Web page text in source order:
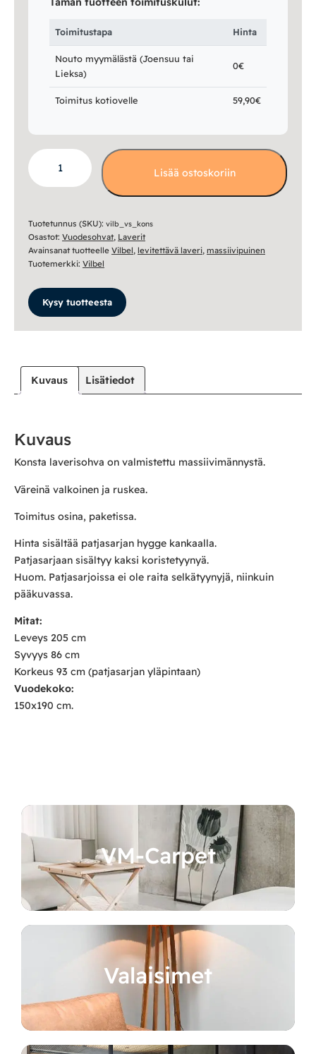
Toimitustapa Hinta
Nouto myymälästä (Joensuu tai
Lieksa)
0€
Toimitus kotiovelle 59,90€
Konsta
laverisohva
määrä
Lisää ostoskoriin
Tuotetunnus (SKU): vilb_vs_kons
Osastot: Vuodesohvat, Laverit
Avainsanat tuotteelle Vilbel, levitettävä laveri, massiivipuinen
Tuotemerkki: Vilbel
Kysy tuotteesta
Kuvaus Lisätiedot
Kuvaus
Konsta laverisohva on valmistettu massiivimännystä.
Väreinä valkoinen ja ruskea.
Toimitus osina, paketissa.
Hinta sisältää patjasarjan hygge kankaalla.
Patjasarjaan sisältyy kaksi koristetyynyä.
Huom. Patjasarjoissa ei ole raita selkätyynyjä, niinkuin
pääkuvassa.
Mitat:
Leveys 205 cm
Syvyys 86 cm
Korkeus 93 cm (patjasarjan yläpintaan)
Vuodekoko:
150x190 cm.
VM-Carpet
Valaisimet